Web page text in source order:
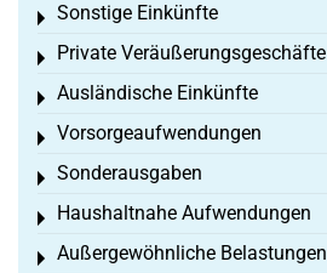
Sonstige Einkünfte
Toggle menu
Private Veräußerungsgeschäfte
Toggle menu
Ausländische Einkünfte
Toggle menu
Vorsorgeaufwendungen
Toggle menu
Sonderausgaben
Toggle menu
Haushaltnahe Aufwendungen
Toggle menu
Außergewöhnliche Belastungen
Toggle menu